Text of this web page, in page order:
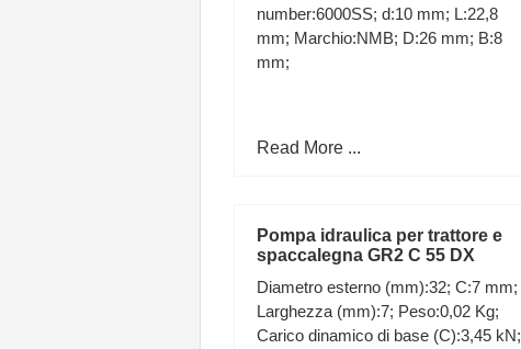
number:6000SS; d:10 mm; L:22,8
mm; Marchio:NMB; D:26 mm; B:8
mm;
Read More ...
Pompa idraulica per trattore e
spaccalegna GR2 C 55 DX
Diametro esterno (mm):32; C:7 mm;
Larghezza (mm):7; Peso:0,02 Kg;
Carico dinamico di base (C):3,45 kN;